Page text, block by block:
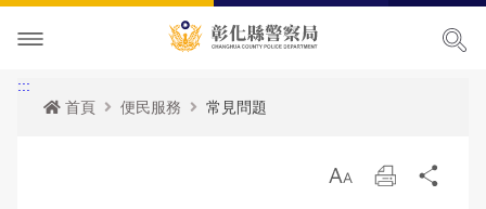
本局簡介
:::
首頁
便民服務 常見問題
放 列